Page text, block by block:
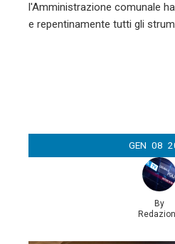
l'Amministrazione comunale
e repentinamente tutti gli
GEN 08
By